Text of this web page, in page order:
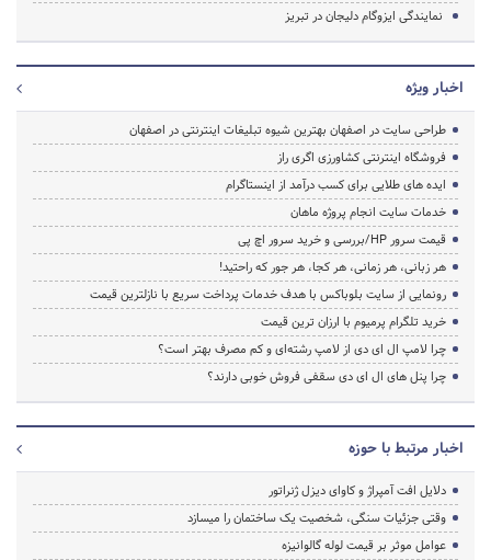
نمایندگی ایزوگام دلیجان در تبریز
اخبار ویژه
طراحی سایت در اصفهان بهترین شیوه تبلیغات اینترنتی در اصفهان
فروشگاه اینترنتی کشاورزی اگری راز
ایده های طلایی برای کسب درآمد از اینستاگرام
خدمات سایت انجام پروژه ماهان
قیمت سرور HP/بررسی و خرید سرور اچ پی
هر زبانی، هر زمانی، هر کجا، هر جور که راحتید!
رونمایی از سایت بلوباکس با هدف خدمات پرداخت سریع با نازلترین قیمت
خرید تلگرام پرمیوم با ارزان ترین قیمت
چرا لامپ ال ای دی از لامپ رشته‌ای و کم مصرف بهتر است؟
چرا پنل های ال ای دی سقفی فروش خوبی دارند؟
اخبار مرتبط با حوزه
دلایل افت آمپراژ و کاوای دیزل ژنراتور
وقتی جزئیات سنگی، شخصیت یک ساختمان را میسازد
عوامل موثر بر قیمت لوله گالوانیزه